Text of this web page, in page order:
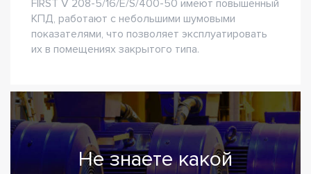
FIRST V 208-5/16/E/S/400-50 имеют повышенный
КПД, работают с небольшими шумовыми
показателями, что позволяет эксплуатировать
их в помещениях закрытого типа.
Не знаете какой